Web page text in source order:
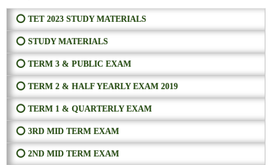
⭕ TET 2023 STUDY MATERIALS
⭕ STUDY MATERIALS
⭕ TERM 3 & PUBLIC EXAM
⭕ TERM 2 & HALF YEARLY EXAM 2019
⭕ TERM 1 & QUARTERLY EXAM
⭕ 3RD MID TERM EXAM
⭕ 2ND MID TERM EXAM